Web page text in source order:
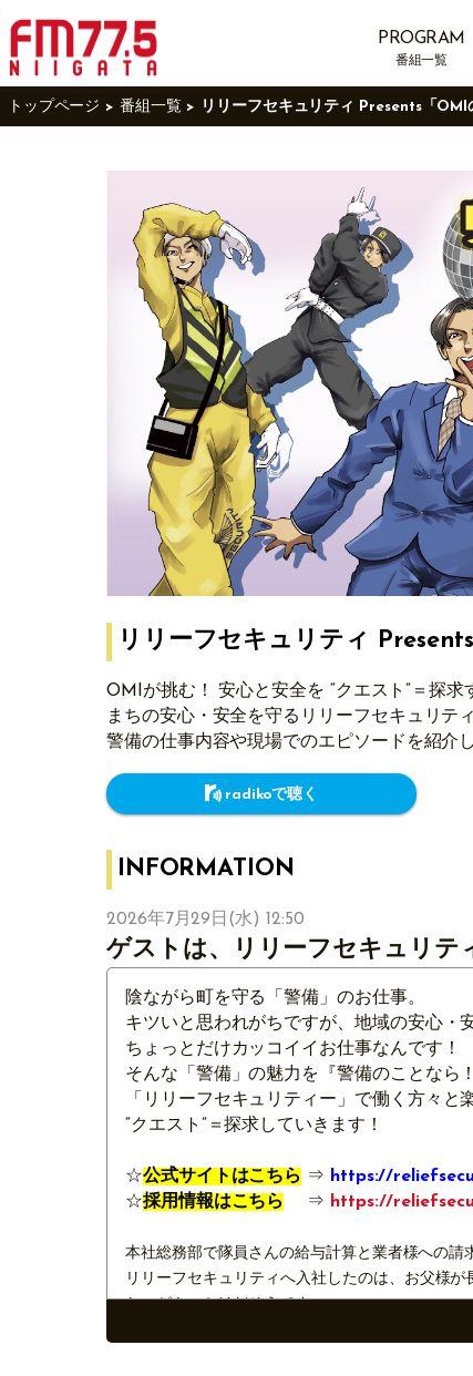
PROGRAM
番組一覧
トップページ 番組一覧 リリーフセキュリティ Presents「OMI
リリーフセキュリティ
OMIが挑む！ 安心と安全を “クエスト”＝探求
まちの安心・安全を守るリリーフセキュリテ
警備の仕事内容や現場でのエピソードを紹介し
radikoで聴く
INFORMATION
2026年7月29日(水) 12:50
ゲストは、リリーフセキュリ
陰ながら町を守る「警備」のお仕事。
キツいと思われがちですが、地域の安心・
ちょっとだけカッコイイお仕事なんです！
そんな「警備」の魅力を『警備のことなら
「リリーフセキュリティー」で働く方々と
“クエスト”＝探求していきます！
☆公式サイトはこちら ⇒ https://
☆採用情報はこちら ⇒ https://
本社総務部で隊員さんの給与計算と業者様への請
リリーフセキュリティへ入社したのは、お父様
たのがきっかけだそうです。
その頃の思い出もあり、警備員さんへは常に感